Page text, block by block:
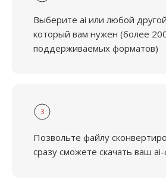
Выберите ai или любой
который вам нужен (более
поддерживаемых форматов)
3
Позвольте файлу
сразу сможете скачать ваш